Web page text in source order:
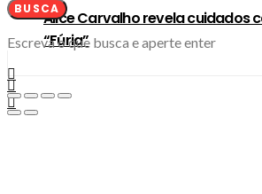
Alice Carvalho revela cuidados
“Fúria”
BUSCA
Escreva o que busca e aperte enter